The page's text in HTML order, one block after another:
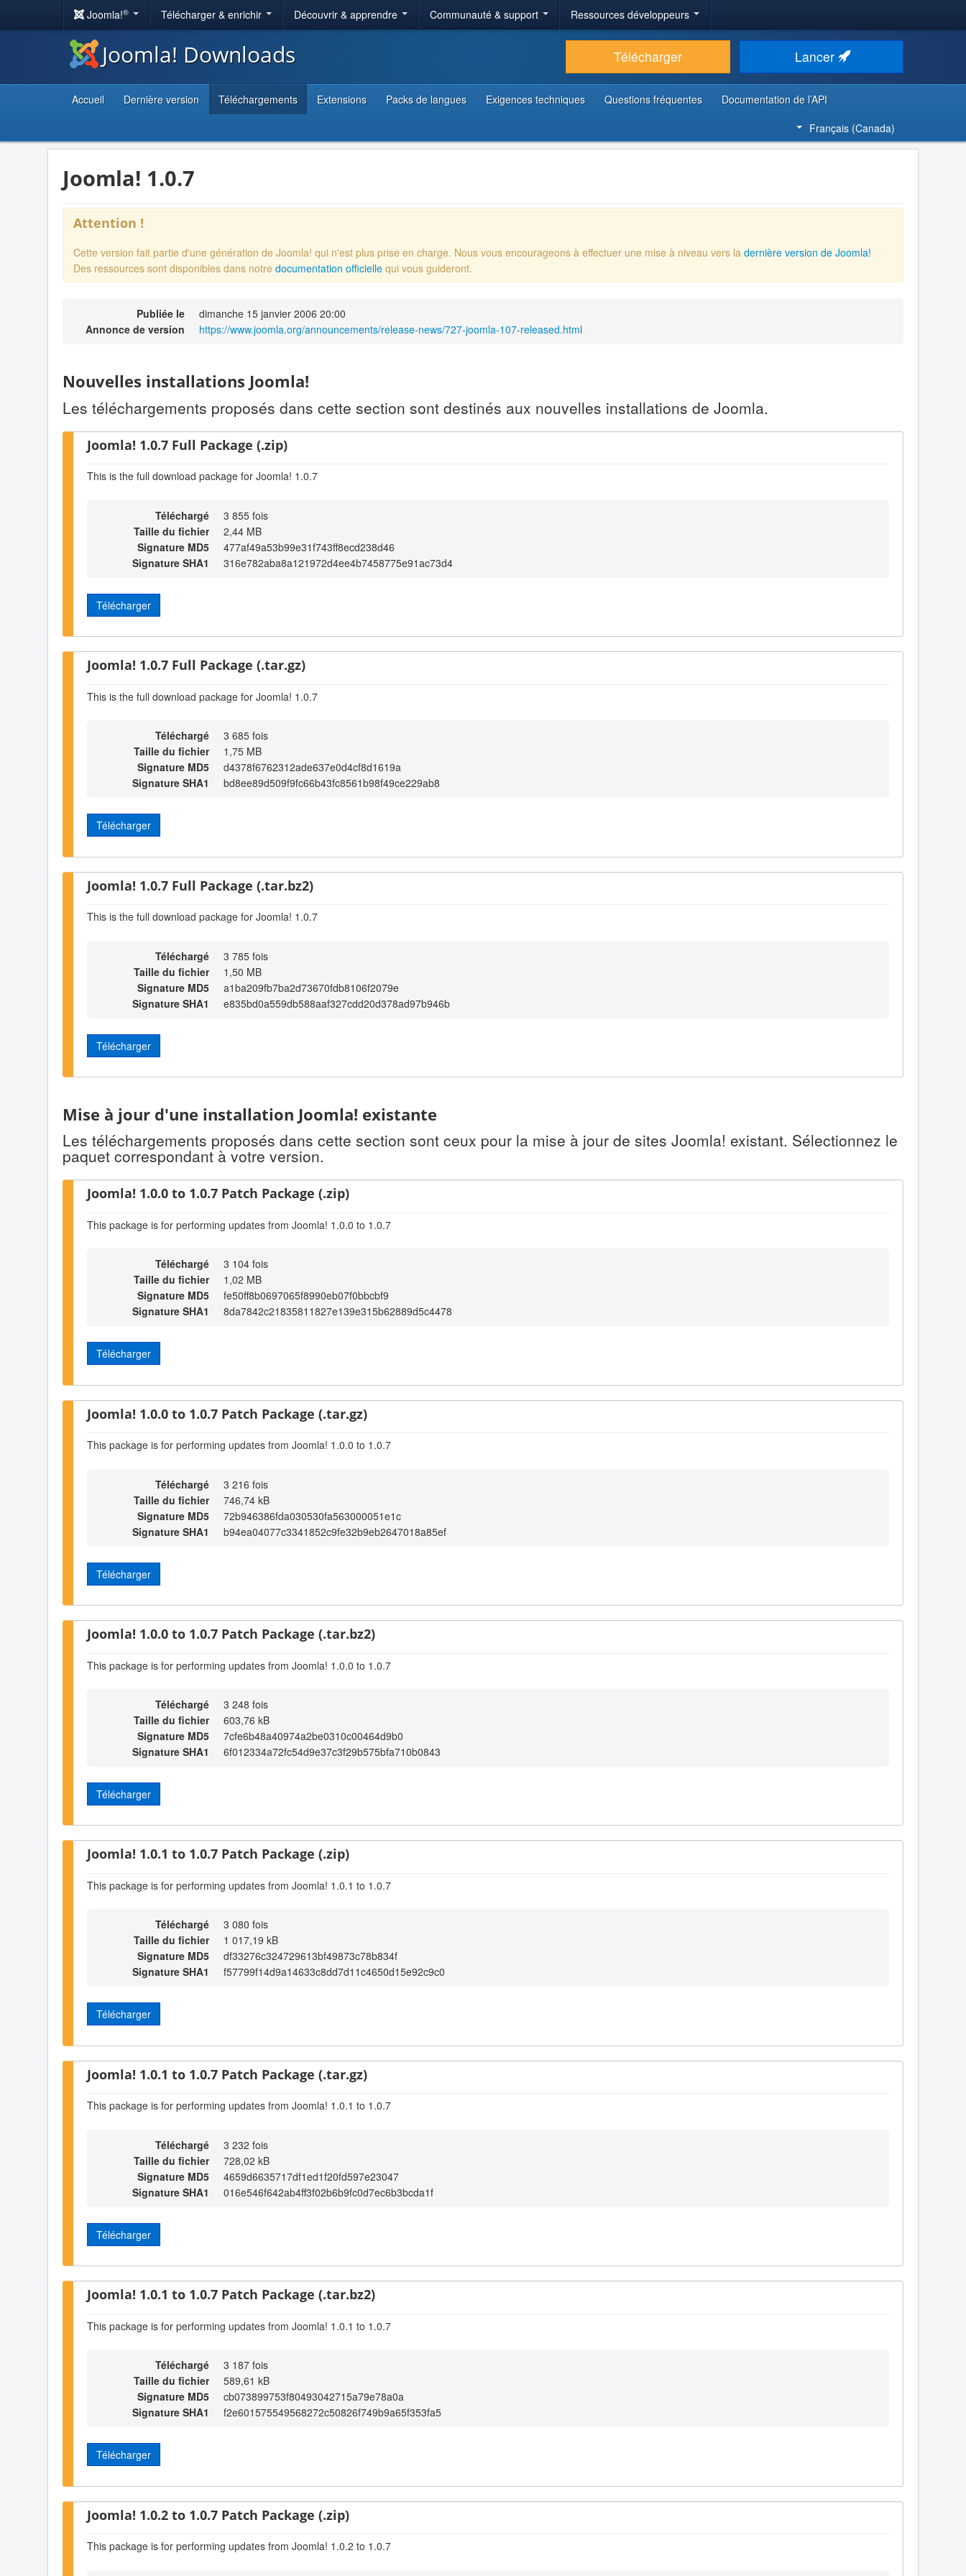
Joomla!® Télécharger & enrichir Découvrir & apprendre Communauté & support Ressources développeurs
Joomla! Downloads Télécharger Lancer
Accueil Dernière version Téléchargements Extensions Packs de langues Exigences techniques Questions fréquentes
Documentation de l’API
Français (Canada)
Joomla! 1.0.7
Attention !
Cette version fait partie d'une génération de Joomla! qui n'est plus prise en charge. Nous vous encourageons à effectuer une mise à niveau vers la dernière version de Joomla!
Des ressources sont disponibles dans notre documentation officielle qui vous guideront.
Publiée le
dimanche 15 janvier 2006 20:00
Annonce de version
https://www.joomla.org/announcements/release-news/727-joomla-107-released.html
Nouvelles installations Joomla!
Les téléchargements proposés dans cette section sont destinés aux nouvelles installations de Joomla.
Joomla! 1.0.7 Full Package (.zip)
This is the full download package for Joomla! 1.0.7
Téléchargé
3 855 fois
Taille du fichier
2,44 MB
Signature MD5
477af49a53b99e31f743ff8ecd238d46
Signature SHA1
316e782aba8a121972d4ee4b7458775e91ac73d4
Télécharger
Joomla! 1.0.7 Full Package (.tar.gz)
This is the full download package for Joomla! 1.0.7
Téléchargé
3 685 fois
Taille du fichier
1,75 MB
Signature MD5
d4378f6762312ade637e0d4cf8d1619a
Signature SHA1
bd8ee89d509f9fc66b43fc8561b98f49ce229ab8
Télécharger
Joomla! 1.0.7 Full Package (.tar.bz2)
This is the full download package for Joomla! 1.0.7
Téléchargé
3 785 fois
Taille du fichier
1,50 MB
Signature MD5
a1ba209fb7ba2d73670fdb8106f2079e
Signature SHA1
e835bd0a559db588aaf327cdd20d378ad97b946b
Télécharger
Mise à jour d'une installation Joomla! existante
Les téléchargements proposés dans cette section sont ceux pour la mise à jour de sites Joomla! existant. Sélectionnez le
paquet correspondant à votre version.
Joomla! 1.0.0 to 1.0.7 Patch Package (.zip)
This package is for performing updates from Joomla! 1.0.0 to 1.0.7
Téléchargé
3 104 fois
Taille du fichier
1,02 MB
Signature MD5
fe50ff8b0697065f8990eb07f0bbcbf9
Signature SHA1
8da7842c21835811827e139e315b62889d5c4478
Télécharger
Joomla! 1.0.0 to 1.0.7 Patch Package (.tar.gz)
This package is for performing updates from Joomla! 1.0.0 to 1.0.7
Téléchargé
3 216 fois
Taille du fichier
746,74 kB
Signature MD5
72b946386fda030530fa563000051e1c
Signature SHA1
b94ea04077c3341852c9fe32b9eb2647018a85ef
Télécharger
Joomla! 1.0.0 to 1.0.7 Patch Package (.tar.bz2)
This package is for performing updates from Joomla! 1.0.0 to 1.0.7
Téléchargé
3 248 fois
Taille du fichier
603,76 kB
Signature MD5
7cfe6b48a40974a2be0310c00464d9b0
Signature SHA1
6f012334a72fc54d9e37c3f29b575bfa710b0843
Télécharger
Joomla! 1.0.1 to 1.0.7 Patch Package (.zip)
This package is for performing updates from Joomla! 1.0.1 to 1.0.7
Téléchargé
3 080 fois
Taille du fichier
1 017,19 kB
Signature MD5
df33276c324729613bf49873c78b834f
Signature SHA1
f57799f14d9a14633c8dd7d11c4650d15e92c9c0
Télécharger
Joomla! 1.0.1 to 1.0.7 Patch Package (.tar.gz)
This package is for performing updates from Joomla! 1.0.1 to 1.0.7
Téléchargé
3 232 fois
Taille du fichier
728,02 kB
Signature MD5
4659d6635717df1ed1f20fd597e23047
Signature SHA1
016e546f642ab4ff3f02b6b9fc0d7ec6b3bcda1f
Télécharger
Joomla! 1.0.1 to 1.0.7 Patch Package (.tar.bz2)
This package is for performing updates from Joomla! 1.0.1 to 1.0.7
Téléchargé
3 187 fois
Taille du fichier
589,61 kB
Signature MD5
cb073899753f80493042715a79e78a0a
Signature SHA1
f2e601575549568272c50826f749b9a65f353fa5
Télécharger
Joomla! 1.0.2 to 1.0.7 Patch Package (.zip)
This package is for performing updates from Joomla! 1.0.2 to 1.0.7